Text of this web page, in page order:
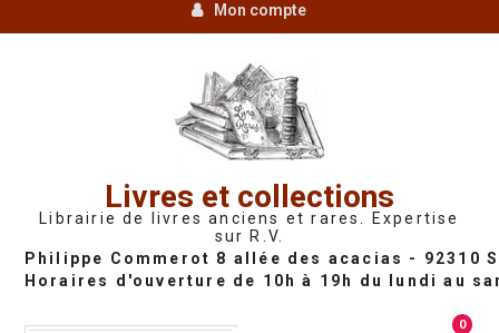
Mon compte
Livres et collections
Librairie de livres anciens et rares. Expertise
sur R.V.
0